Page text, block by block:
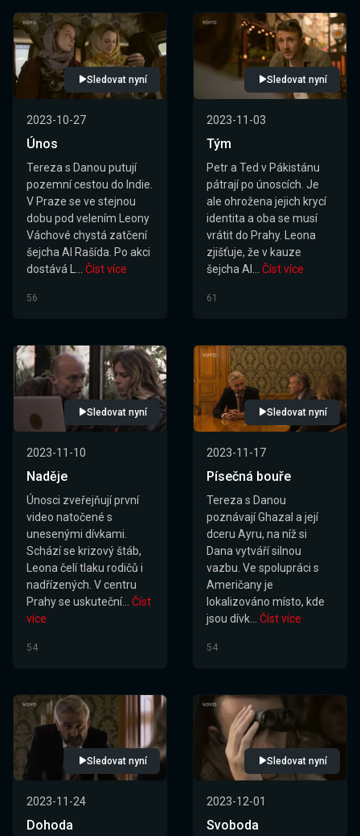
Sledovat nyní
2023-10-27
Únos
Tereza s Danou putují
pozemní cestou do Indie.
V Praze se ve stejnou
dobu pod velením Leony
Váchové chystá zatčení
šejcha Al Rašída. Po akci
dostává L...
Číst více
56
Sledovat nyní
2023-11-03
Tým
Petr a Ted v Pákistánu
pátrají po únoscích. Je
ale ohrožena jejich krycí
identita a oba se musí
vrátit do Prahy. Leona
zjišťuje, že v kauze
šejcha Al...
Číst více
61
Sledovat nyní
2023-11-10
Naděje
Únosci zveřejňují první
video natočené s
unesenými dívkami.
Schází se krizový štáb,
Leona čelí tlaku rodičů i
nadřízených. V centru
Prahy se uskuteční...
Číst
více
54
Sledovat nyní
2023-11-17
Písečná bouře
Tereza s Danou
poznávají Ghazal a její
dceru Ayru, na níž si
Dana vytváří silnou
vazbu. Ve spolupráci s
Američany je
lokalizováno místo, kde
jsou dívk...
Číst více
54
Sledovat nyní
2023-11-24
Dohoda
Sledovat nyní
2023-12-01
Svoboda